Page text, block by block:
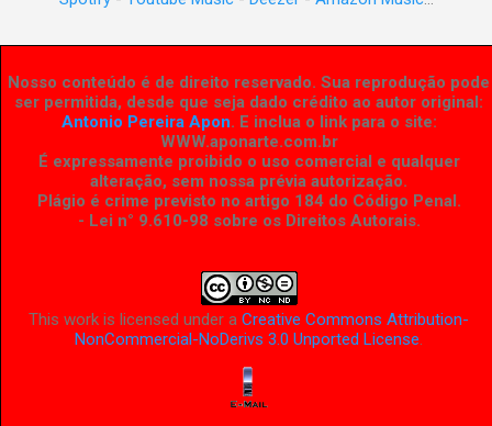
Nosso conteúdo é de direito reservado. Sua reprodução pode
ser permitida, desde que seja dado crédito ao autor original:
Antonio Pereira Apon. E inclua o link para o site:
WWW.aponarte.com.br
É expressamente proibido o uso comercial e qualquer
alteração, sem nossa prévia autorização.
Plágio é crime previsto no artigo 184 do Código Penal.
- Lei n° 9.610-98 sobre os Direitos Autorais.
This work is licensed under aCreative Commons Attribution-
NonCommercial-NoDerivs 3.0 Unported License.